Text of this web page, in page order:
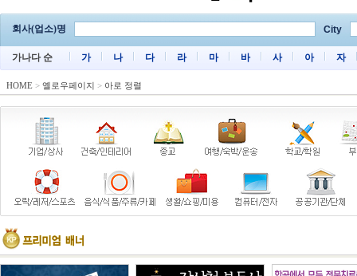
회사(업소)명 City
가나다 순 가 나 다 라 마 바 사 아 자
HOME > 옐로우페이지 > 아로 정렬